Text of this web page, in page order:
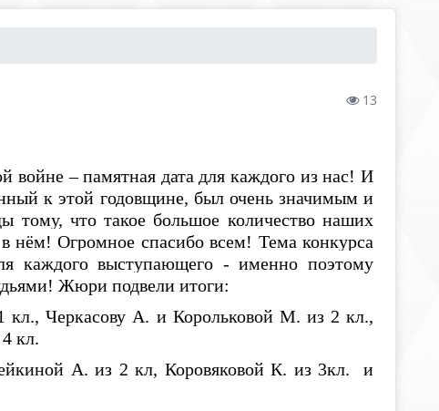
13
войне – памятная дата для каждого из нас! И
к этой годовщине, был очень значимым и
что такое большое количество наших
нём! Огромное спасибо всем! Тема конкурса
каждого выступающего - именно поэтому
Жюри подвели итоги:
кл., Черкасову А. и Корольковой М. из 2 кл.,
кл.
А. из 2 кл, Коровяковой К. из 3кл. и